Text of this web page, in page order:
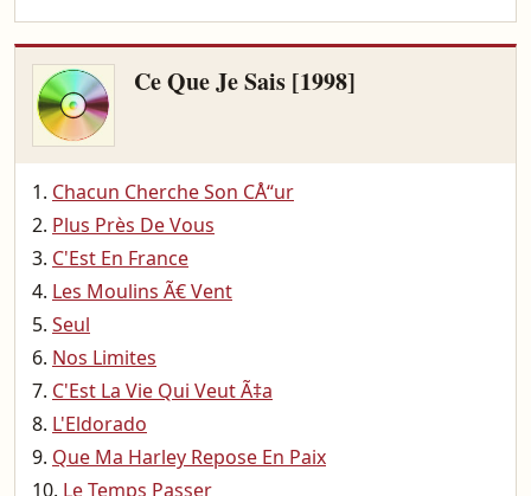
Ce Que Je Sais [1998]
Chacun Cherche Son CÅ“ur
Plus Près De Vous
C'Est En France
Les Moulins Ã€ Vent
Seul
Nos Limites
C'Est La Vie Qui Veut Ã‡a
L'Eldorado
Que Ma Harley Repose En Paix
Le Temps Passer